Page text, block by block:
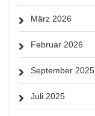
März 2026
Februar 2026
September 2025
Juli 2025